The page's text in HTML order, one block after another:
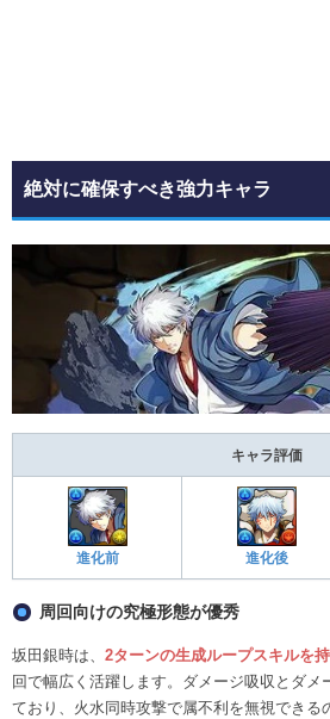
絶対に確保すべき強力キャラ
キャラ評価
進化前 進化後
周回向けの究極形態が優秀
坂田銀時は、 2ターンの生成ループスキルを
回で幅広く活躍します。ダメージ吸収とダメ
ており、火水同時攻撃で属不利を無視できる